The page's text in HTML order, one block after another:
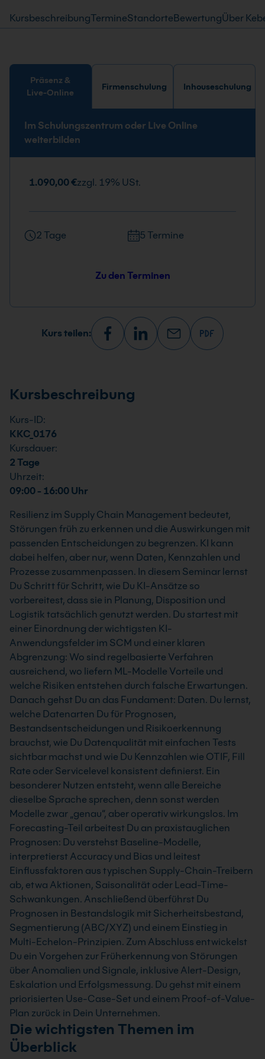
KursbeschreibungTermineStandorteBewertungÜber
Präsenz &
Live-Online
Firmenschulung Inhouseschulung
Im Schulungszentrum oder Live Online
weiterbilden
1.090,00 €zzgl. 19% USt.
2 Tage 5 Termine
Zu den Terminen
Kurs teilen:
Kursbeschreibung
Kurs-ID:
KKC_0176
Kursdauer:
2 Tage
Uhrzeit:
09:00 - 16:00 Uhr
Resilienz im Supply Chain Management bedeutet,
Störungen früh zu erkennen und die Auswirkungen mit
passenden Entscheidungen zu begrenzen. KI kann
dabei helfen, aber nur, wenn Daten, Kennzahlen und
Prozesse zusammenpassen. In diesem Seminar lernst
Du Schritt für Schritt, wie Du KI-Ansätze so
vorbereitest, dass sie in Planung, Disposition und
Logistik tatsächlich genutzt werden. Du startest mit
einer Einordnung der wichtigsten KI-
Anwendungsfelder im SCM und einer klaren
Abgrenzung: Wo sind regelbasierte Verfahren
ausreichend, wo liefern ML-Modelle Vorteile und
welche Risiken entstehen durch falsche Erwartungen.
Danach gehst Du an das Fundament: Daten. Du lernst,
welche Datenarten Du für Prognosen,
Bestandsentscheidungen und Risikoerkennung
brauchst, wie Du Datenqualität mit einfachen Tests
sichtbar machst und wie Du Kennzahlen wie OTIF, Fill
Rate oder Servicelevel konsistent definierst. Ein
besonderer Nutzen entsteht, wenn alle Bereiche
dieselbe Sprache sprechen, denn sonst werden
Modelle zwar „genau“, aber operativ wirkungslos. Im
Forecasting-Teil arbeitest Du an praxistauglichen
Prognosen: Du verstehst Baseline-Modelle,
interpretierst Accuracy und Bias und leitest
Einflussfaktoren aus typischen Supply-Chain-Treibern
ab, etwa Aktionen, Saisonalität oder Lead-Time-
Schwankungen. Anschließend überführst Du
Prognosen in Bestandslogik mit Sicherheitsbestand,
Segmentierung (ABC/XYZ) und einem Einstieg in
Multi-Echelon-Prinzipien. Zum Abschluss entwickelst
Du ein Vorgehen zur Früherkennung von Störungen
über Anomalien und Signale, inklusive Alert-Design,
Eskalation und Erfolgsmessung. Du gehst mit einem
priorisierten Use-Case-Set und einem Proof-of-Value-
Plan zurück in Dein Unternehmen.
Die wichtigsten Themen im
Überblick